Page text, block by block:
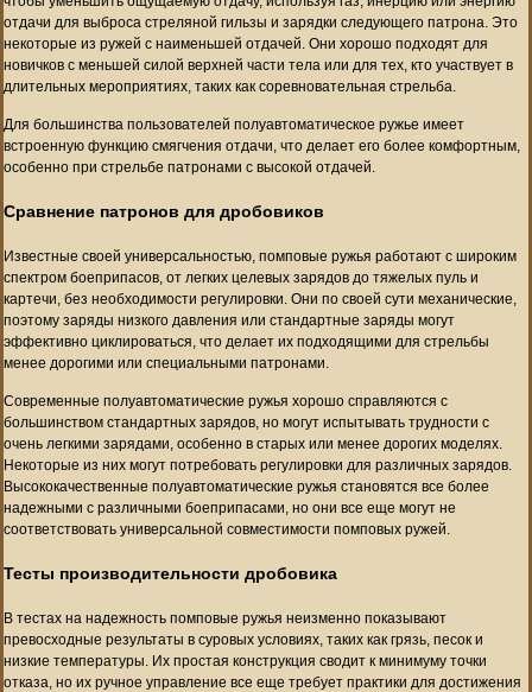
отдачи для выброса стреляной гильзы и зарядки следующего патрона. Это
некоторые из ружей с наименьшей отдачей. Они хорошо подходят для
новичков с меньшей силой верхней части тела или для тех, кто участвует в
длительных мероприятиях, таких как соревновательная стрельба.
Для большинства пользователей полуавтоматическое ружье имеет
встроенную функцию смягчения отдачи, что делает его более комфортным,
особенно при стрельбе патронами с высокой отдачей.
Сравнение патронов для дробовиков
Известные своей универсальностью, помповые ружья работают с широким
спектром боеприпасов, от легких целевых зарядов до тяжелых пуль и
картечи, без необходимости регулировки. Они по своей сути механические,
поэтому заряды низкого давления или стандартные заряды могут
эффективно циклироваться, что делает их подходящими для стрельбы
менее дорогими или специальными патронами.
Современные полуавтоматические ружья хорошо справляются с
большинством стандартных зарядов, но могут испытывать трудности с
очень легкими зарядами, особенно в старых или менее дорогих моделях.
Некоторые из них могут потребовать регулировки для различных зарядов.
Высококачественные полуавтоматические ружья становятся все более
надежными с различными боеприпасами, но они все еще могут не
соответствовать универсальной совместимости помповых ружей.
Тесты производительности дробовика
В тестах на надежность помповые ружья неизменно показывают
превосходные результаты в суровых условиях, таких как грязь, песок и
низкие температуры. Их простая конструкция сводит к минимуму точки
отказа, но их ручное управление все еще требует практики для достижения